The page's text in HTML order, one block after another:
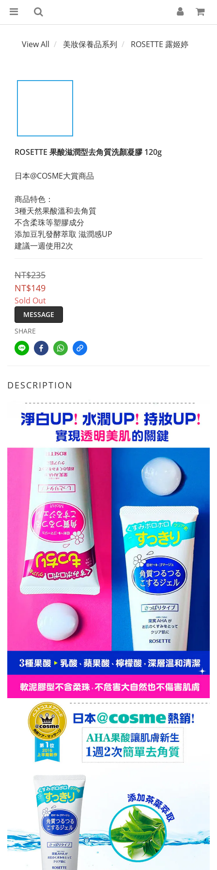
View All 美妝保養品系列 ROSETTE 露姬婷
ROSETTE 果酸滋潤型去角質洗顏凝膠 120g
日本@COSME大賞商品
商品特色：
3種天然果酸溫和去角質
不含柔珠等塑膠成分
添加豆乳發酵萃取 滋潤感UP
建議一週使用2次
NT$235
NT$149
Sold Out
MESSAGE
SHARE
DESCRIPTION